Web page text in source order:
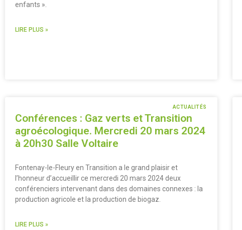
enfants ».
LIRE PLUS »
ACTUALITÉS
Conférences : Gaz verts et Transition
agroécologique. Mercredi 20 mars 2024
à 20h30 Salle Voltaire
Fontenay-le-Fleury en Transition a le grand plaisir et
l’honneur d’accueillir ce mercredi 20 mars 2024 deux
conférenciers intervenant dans des domaines connexes : la
production agricole et la production de biogaz.
LIRE PLUS »